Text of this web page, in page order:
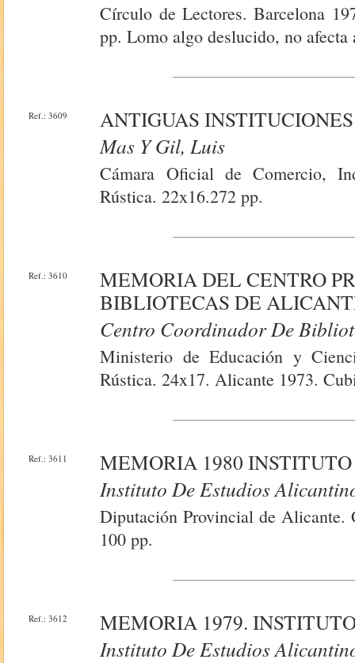
Círculo de Lectores. Barcelona
pp. Lomo algo deslucido, no afecta
Ref.: 3609
ANTIGUAS
Mas Y Gil, Luis
Cámara Oficial de Comercio,
Rústica. 22x16.272 pp.
Ref.: 3610
MEMORIA DEL CENTRO
BIBLIOTECAS DE
Centro Coordinador De
Ministerio de Educación y
Rústica. 24x17. Alicante 1973.
Ref.: 3611
MEMORIA 1980
Instituto De Estudios
Diputación Provincial de Alicante.
100 pp.
Ref.: 3612
MEMORIA 1979.
Instituto De Estudios